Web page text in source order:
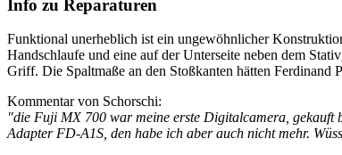
Info zu Reparaturen
Funktional unerheblich ist ein ungewöhnlicher
Handschlaufe und eine auf der Unterseite neben dem
Griff. Die Spaltmaße an den Stoßkanten hätten Ferdinand
Kommentar von Schorschi:
"die Fuji MX 700 war meine erste Digitalcamera,
Adapter FD-A1S, den habe ich aber auch nicht mehr.